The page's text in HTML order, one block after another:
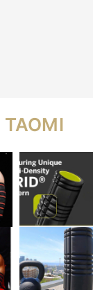
TAOMI